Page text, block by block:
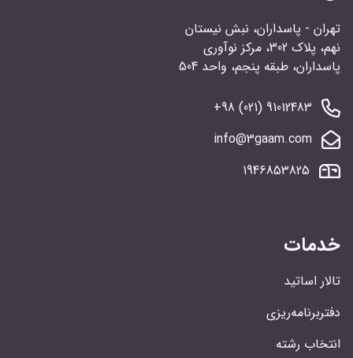
تهران - پاسداران، نبش نیستان
نهم، پلاک 302، مرکز نوآوری
پاسداران، طبقه پنجم، واحد 504
91012483 (021) 98+
info@3gaam.com
1946853825
خدمات
تالار اساتید
دفتربرنامه‌ریزی
انتخاب رشته